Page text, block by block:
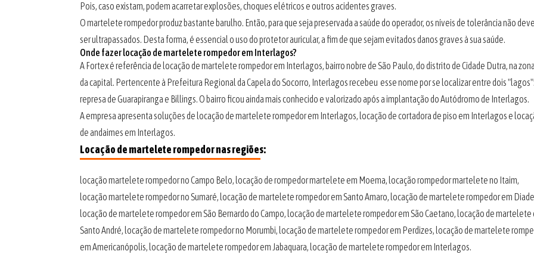
Pois, caso existam, podem acarretar explosões, choques elétricos e outros acidentes graves.
O martelete rompedor produz bastante barulho. Então, para que seja preservada a saúde do operador, os níveis de tolerância não
ser ultrapassados. Desta forma, é essencial o uso do protetor auricular, a fim de que sejam evitados danos graves à sua saúde.
Onde fazer locação de martelete rompedor em Interlagos?
A Fortex é referência de locação de martelete rompedor em Interlagos, bairro nobre de São Paulo, do distrito de Cidade Dutra, na zona
da capital. Pertencente à Prefeitura Regional da Capela do Socorro, Interlagos recebeu esse nome por se localizar entre dois "lagos":
represa de Guarapiranga e Billings. O bairro ficou ainda mais conhecido e valorizado após a implantação do Autódromo de Interlagos.
A empresa apresenta soluções de locação de martelete rompedor em Interlagos, locação de cortadora de piso em Interlagos e
de andaimes em Interlagos.
Locação de martelete rompedor nas regiões:
locação martelete rompedor no Campo Belo, locação de rompedor martelete em Moema, locação rompedor martelete no Itaim,
locação martelete rompedor no Sumaré, locação de martelete rompedor em Santo Amaro, locação de martelete rompedor em
locação de martelete rompedor em São Bernardo do Campo, locação de martelete rompedor em São Caetano, locação de martelete
Santo André, locação de martelete rompedor no Morumbi, locação de martelete rompedor em Perdizes, locação de martelete
em Americanópolis, locação de martelete rompedor em Jabaquara, locação de martelete rompedor em Interlagos.